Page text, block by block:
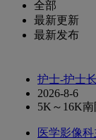
全部
最新更新
最新发布
护士-护士
2026-8-6
5K～16K南
医学影像